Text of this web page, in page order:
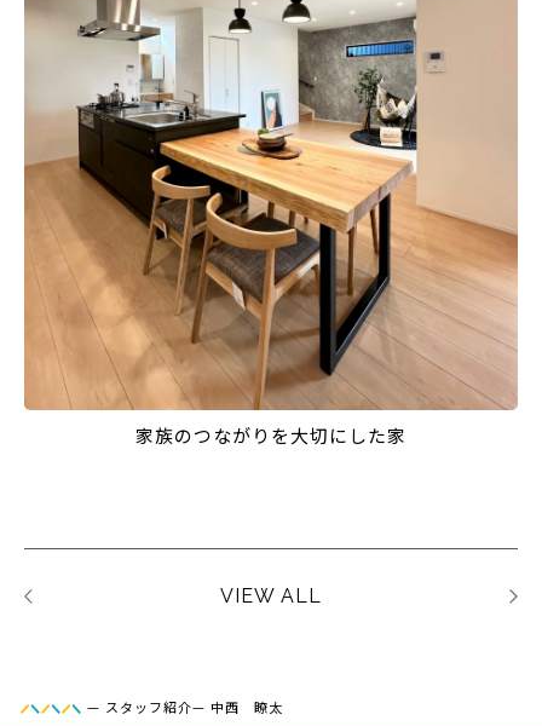
家族のつながりを大切にした家
VIEW ALL
— スタッフ紹介— 中西 瞭太